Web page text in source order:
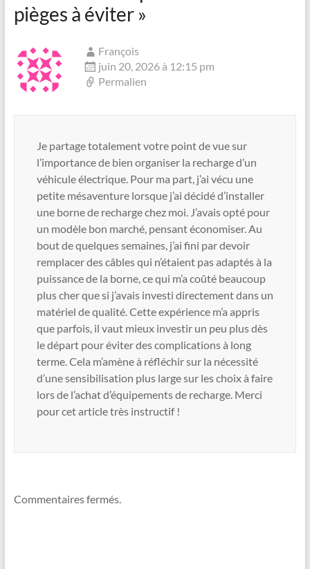
pièges à éviter»
François
juin 20, 2026 à 12:15 pm
Permalien
Je partage totalement votre point de vue sur
l’importance de bien organiser la recharge d’un
véhicule électrique. Pour ma part, j’ai vécu une
petite mésaventure lorsque j’ai décidé d’installer
une borne de recharge chez moi. J’avais opté pour
un modèle bon marché, pensant économiser. Au
bout de quelques semaines, j’ai fini par devoir
remplacer des câbles qui n’étaient pas adaptés à la
puissance de la borne, ce qui m’a coûté beaucoup
plus cher que si j’avais investi directement dans un
matériel de qualité. Cette expérience m’a appris
que parfois, il vaut mieux investir un peu plus dès
le départ pour éviter des complications à long
terme. Cela m’amène à réfléchir sur la nécessité
d’une sensibilisation plus large sur les choix à faire
lors de l’achat d’équipements de recharge. Merci
pour cet article très instructif !
Commentaires fermés.